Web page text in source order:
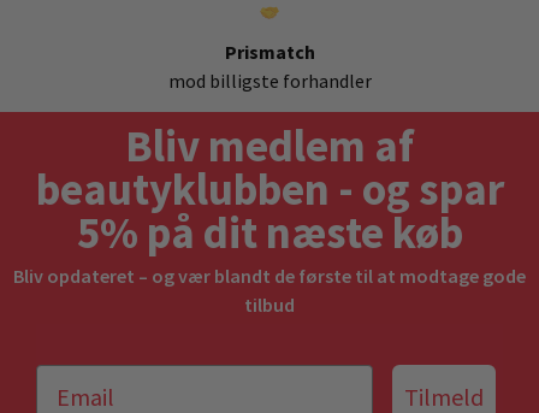
Prismatch
mod billigste forhandler
Bliv medlem af
beautyklubben - og spar
5% på dit næste køb
Bliv opdateret – og vær blandt de første til at modtage gode
tilbud
Tilmeld